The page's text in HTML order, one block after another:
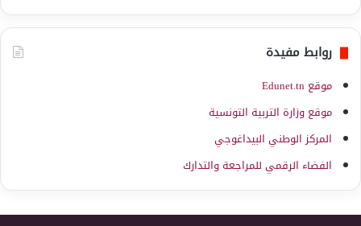
روابط مفيدة
موقع Edunet.tn
موقع وزارة التربية التونسية
المركز الوطني البيداغوجي
الفضاء الرقمي للمراجعة والتدارك